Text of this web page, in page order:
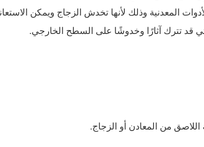
المعدنية وذلك لأنها تخدش الزجاج ويمكن
قد تترك آثارًا وخدوشًا على السطح الخارجي.
من المعادن أو الزجاج.